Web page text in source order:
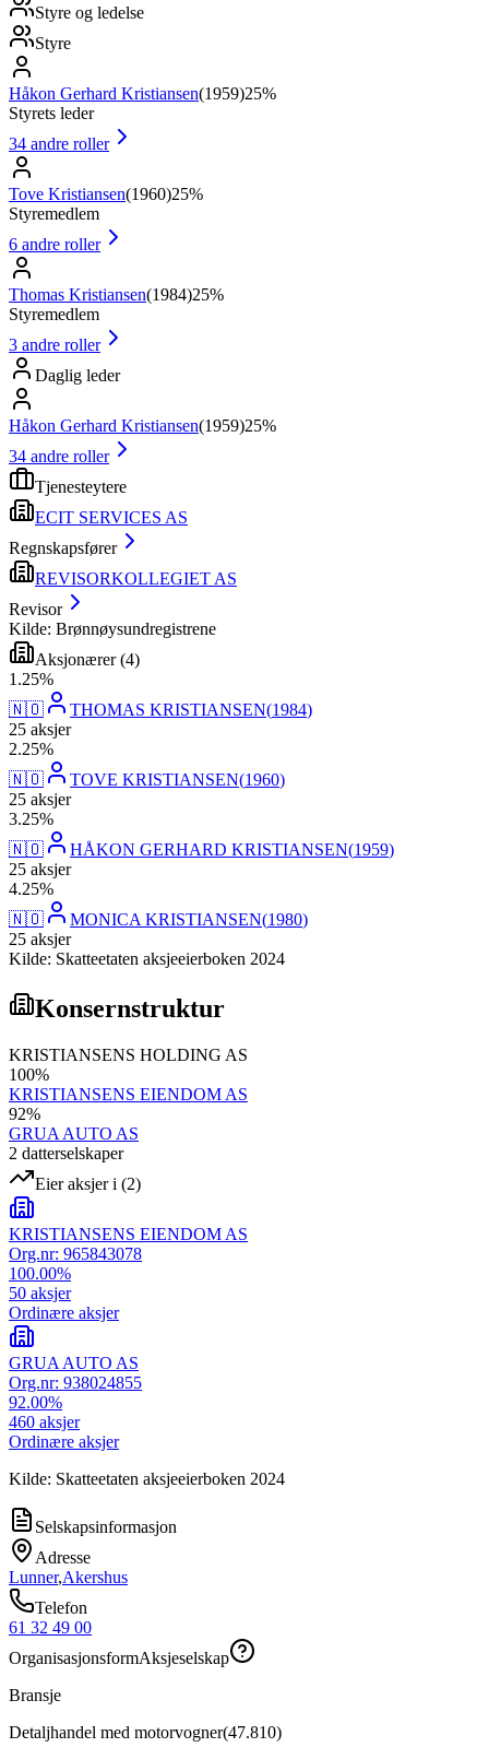
Styre og ledelse
Styre
Håkon Gerhard Kristiansen(1959)25%
Styrets leder
34 andre roller
Tove Kristiansen(1960)25%
Styremedlem
6 andre roller
Thomas Kristiansen(1984)25%
Styremedlem
3 andre roller
Daglig leder
Håkon Gerhard Kristiansen(1959)25%
34 andre roller
Tjenesteytere
ECIT SERVICES AS
Regnskapsfører
REVISORKOLLEGIET AS
Revisor
Kilde: Brønnøysundregistrene
Aksjonærer(4)
1 .25%
🇳🇴
THOMAS KRISTIANSEN(1984)
25 aksjer
2.25%
🇳🇴
TOVE KRISTIANSEN(1960)
25 aksjer
3.25%
🇳🇴
HÅKON GERHARD KRISTIANSEN(1959)
25 aksjer
4.25%
🇳🇴
MONICA KRISTIANSEN(1980)
25 aksjer
Kilde: Skatteetaten aksjeeierboken 2024
Konsernstruktur
KRISTIANSENS HOLDING AS
100%
KRISTIANSENS EIENDOM AS
92%
GRUA AUTO AS
2 datterselskaper
Eier aksjer i (2)
KRISTIANSENS EIENDOM AS
Org.nr: 965843078
100.00%
50 aksjer
Ordinære aksjer
GRUA AUTO AS
Org.nr: 938024855
92.00%
460 aksjer
Ordinære aksjer
Kilde: Skatteetaten aksjeeierboken 2024
Selskapsinformasjon
Adresse
Lunner,Akershus
Telefon
61 32 49 00
OrganisasjonsformAksjeselskap
Bransje
Detaljhandel med motorvogner(47.810)